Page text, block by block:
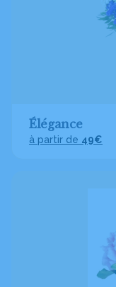
Élégance
à partir de 49€